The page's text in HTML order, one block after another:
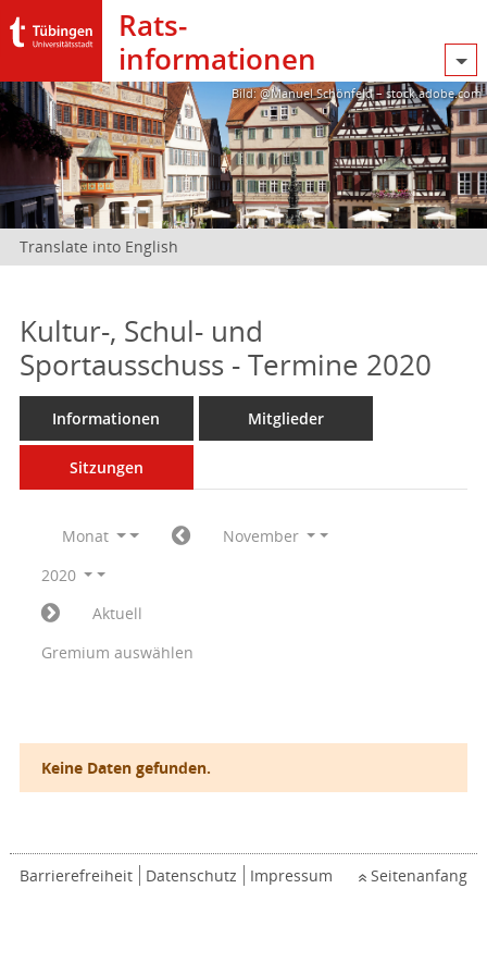
Rats­
informationen
Bild: @Manuel Schönfeld – stock.adobe.com
Translate into English
Kultur-, Schul- und
Sportausschuss - Termine 2020
Informationen Mitglieder
Sitzungen
Monat
November
2020
Aktuell
Gremium auswählen
Keine Daten gefunden.
Barrierefreiheit Datenschutz Impressum Seitenanfang